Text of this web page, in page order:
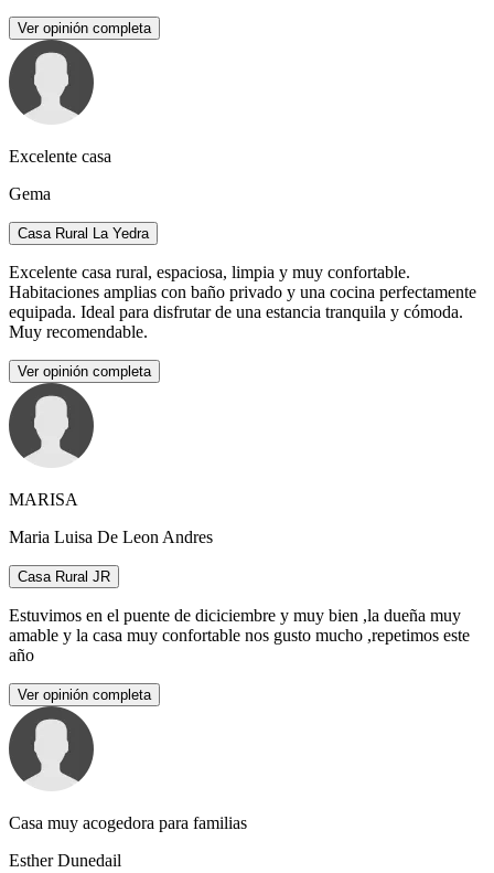
Ver opinión completa
Excelente casa
Gema
Casa Rural La Yedra
Excelente casa rural, espaciosa, limpia y muy confortable.
Habitaciones amplias con baño privado y una cocina perfectamente
equipada. Ideal para disfrutar de una estancia tranquila y cómoda.
Muy recomendable.
Ver opinión completa
MARISA
Maria Luisa De Leon Andres
Casa Rural JR
Estuvimos en el puente de diciciembre y muy bien ,la dueña muy
amable y la casa muy confortable nos gusto mucho ,repetimos este
año
Ver opinión completa
Casa muy acogedora para familias
Esther Dunedail